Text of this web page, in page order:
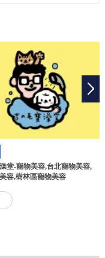
堂-寵物美容,台北寵物美容,
容,樹林區寵物美容